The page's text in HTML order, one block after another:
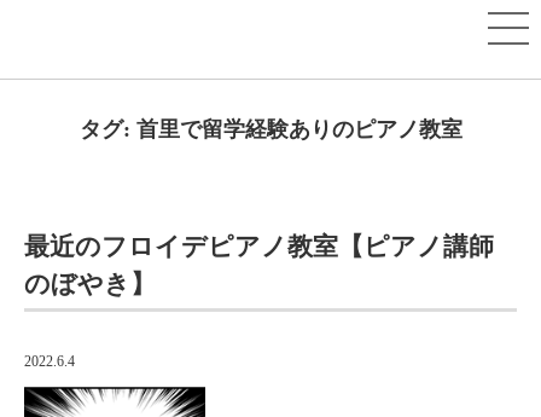
タグ: 首里で留学経験ありのピアノ教室
最近のフロイデピアノ教室【ピアノ講師
のぼやき】
2022.6.4